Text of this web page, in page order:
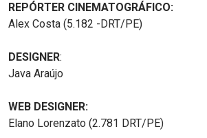
REPÓRTER CINEMATOGRÁFICO:
Alex Costa (5.182 -DRT/PE)
DESIGNER:
Java Araújo
WEB DESIGNER:
Elano Lorenzato (2.781 DRT/PE)